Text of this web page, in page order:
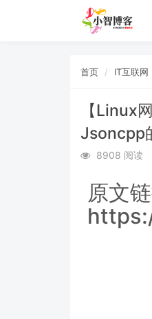
首页 IT互联网
【Linux
Jsoncpp
8908 阅读
原文